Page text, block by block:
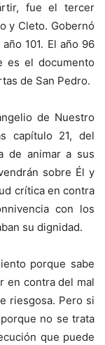
fue el tercer
y Cleto. Gobernó
101. El año 96
es el documento
de San Pedro.
de Nuestro
capítulo 21, del
de animar a sus
sobre Él y
crítica en contra
con los
su dignidad.
porque sabe
en contra del mal
riesgosa. Pero si
no se trata
que puede